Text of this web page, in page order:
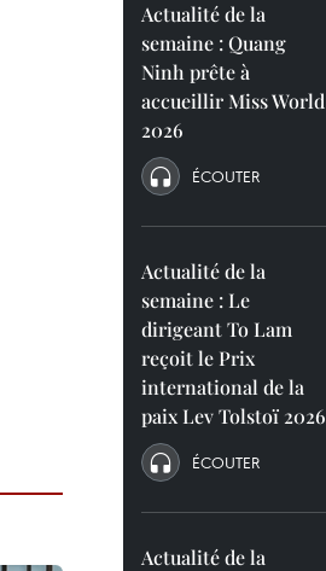
Actualité de la
semaine : Quang
Ninh prête à
accueillir Miss World
2026
ÉCOUTER
Actualité de la
semaine : Le
dirigeant To Lam
reçoit le Prix
international de la
paix Lev Tolstoï 2026
ÉCOUTER
Actualité de la